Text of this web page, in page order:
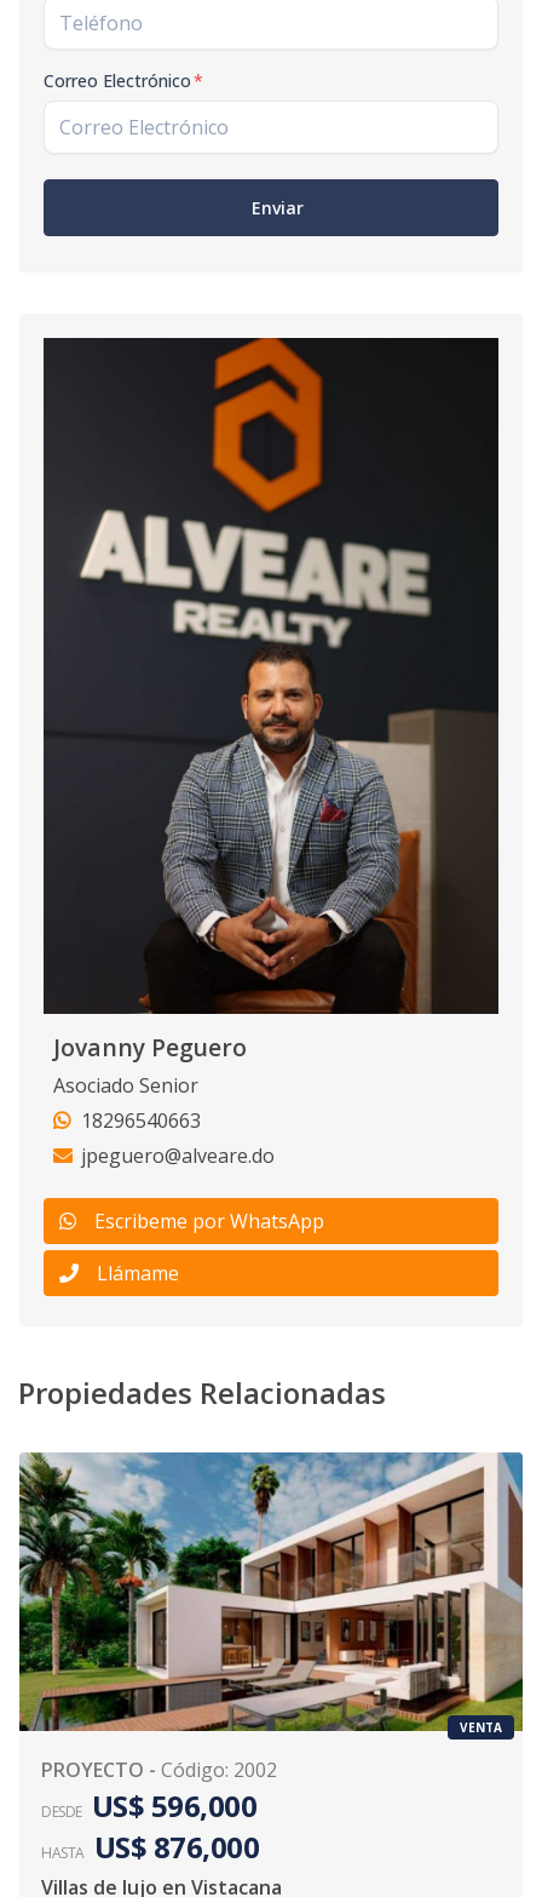
Correo Electrónico*
Enviar
Jovanny Peguero
Asociado Senior
18296540663
jpeguero@alveare.do
Escribeme por WhatsApp
Llámame
Propiedades Relacionadas
VENTA
PROYECTO - Código: 2002
DESDE US$ 596,000
HASTA US$ 876,000
Villas de lujo en Vistacana